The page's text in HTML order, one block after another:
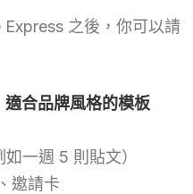
之後，你可以請
適合品牌風格的模板
一週 5 則貼文）
邀請卡